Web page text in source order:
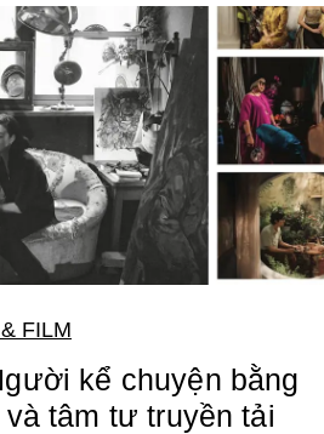
FILM
kể chuyện bằng
tâm tư truyền tải